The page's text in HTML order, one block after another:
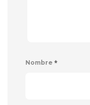
Nombre *